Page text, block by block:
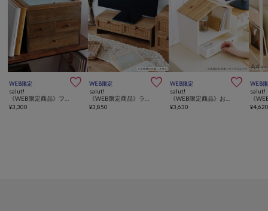
WEB限定 
salut!
¥3,300
WEB限定 
salut!
¥3,850
WEB限定 
salut!
¥3,630
WEB
salut!
¥